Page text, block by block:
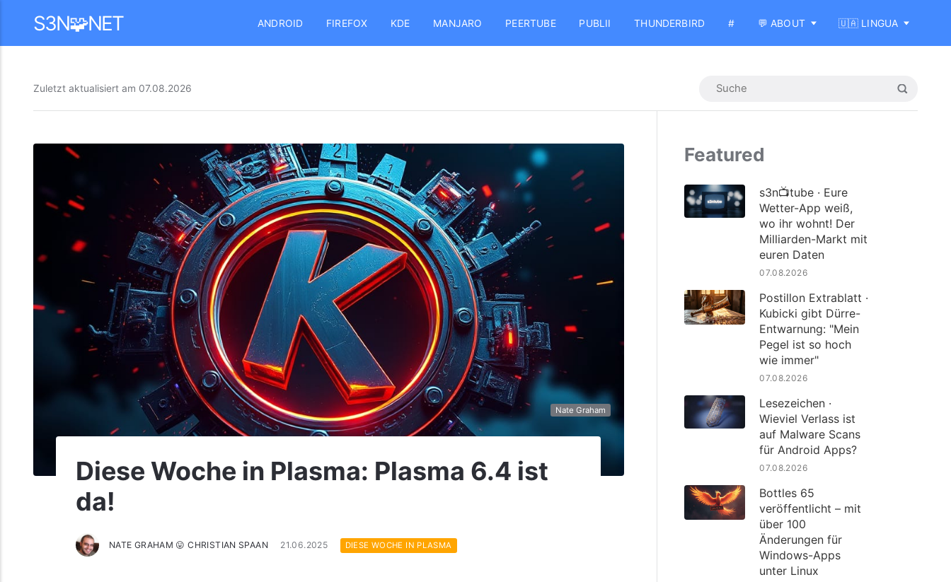
S3N🧩NET ANDROID FIREFOX KDE MANJARO PEERTUBE PUBLII THUNDERBIRD # 💬 ABOUT 🇺🇦 LINGUA
Zuletzt aktualisiert am 07.08.2026
Nate Graham
Diese Woche in Plasma: Plasma 6.4 ist
da!
NATE GRAHAM 😛 CHRISTIAN SPAAN 21.06.2025 DIESE WOCHE IN PLASMA
Featured
s3n📺tube · Eure
Wetter-App weiß,
wo ihr wohnt! Der
Milliarden-Markt mit
euren Daten
07.08.2026
Postillon Extrablatt ·
Kubicki gibt Dürre-
Entwarnung: "Mein
Pegel ist so hoch
wie immer"
07.08.2026
Lesezeichen ·
Wieviel Verlass ist
auf Malware Scans
für Android Apps?
07.08.2026
Bottles 65
veröffentlicht – mit
über 100
Änderungen für
Windows-Apps
unter Linux